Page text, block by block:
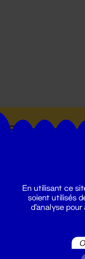
Suivez toutes
En utilisant ce
soient utilisés
d'analyse